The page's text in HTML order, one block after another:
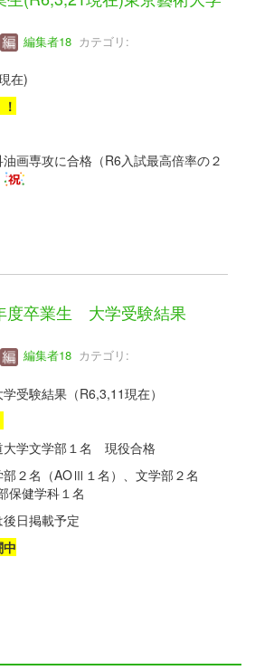
編集者18 カテゴリ:
在)
画専攻に合格（R6入試最高倍率の２
度卒業生 大学受験結果
編集者18 カテゴリ:
受験結果（R6,3,11現在）
学文学部１名 現役合格
２名（AOⅢ１名）、文学部２名
保健学科１名
日掲載予定